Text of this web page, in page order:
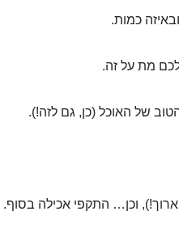
כמות.
מת על זה.
של האוכל (כן, גם לזה!).
וכן… התקפי אכילה בסוף.